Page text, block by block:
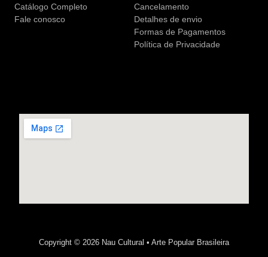
Catálogo Completo
Fale conosco
Cancelamento
Detalhes de envio
Formas de Pagamentos
Política de Privacidade
Copyright © 2026 Nau Cultural • Arte Popular Brasileira